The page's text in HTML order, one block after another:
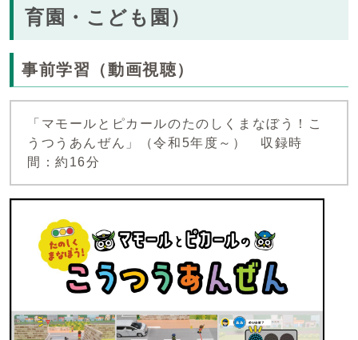
育園・こども園）
事前学習（動画視聴）
「マモールとピカールのたのしくまなぼう！こ
うつうあんぜん」（令和5年度～） 収録時
間：約16分